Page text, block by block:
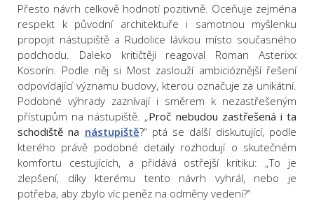
Přesto návrh celkově hodnotí pozitivně. Oceňuje zejména
respekt k původní architektuře i samotnou myšlenku
propojit nástupiště a Rudolice lávkou místo současného
podchodu. Daleko kritičtěji reagoval Roman Asterixx
Kosorín. Podle něj si Most zaslouží ambicióznější řešení
odpovídající významu budovy, kterou označuje za unikátní.
Podobné výhrady zaznívají i směrem k nezastřešeným
přístupům na nástupiště. „Proč nebudou zastřešená i ta
schodiště na nástupiště?“ ptá se další diskutující, podle
kterého právě podobné detaily rozhodují o skutečném
komfortu cestujících, a přidává ostřejší kritiku: „To je
zlepšení, díky kterému tento návrh vyhrál, nebo je
potřeba, aby zbylo víc peněz na odměny vedení?“